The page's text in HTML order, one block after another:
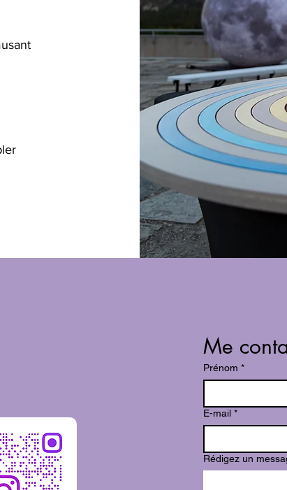
Me
Prénom *
E-mail *
Rédigez un